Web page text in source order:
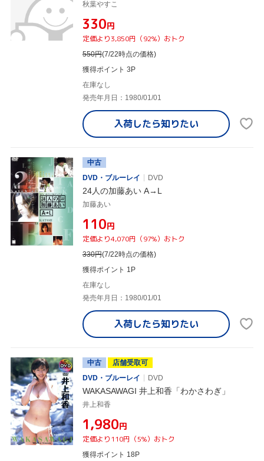
秋葉やすこ
¥330円
定価より3,850円（92%）おトク
550円(7/22時点の価格)
獲得ポイント 3P
在庫なし
発売年月日：1980/01/01
入荷したら知りたい
中古
DVD・ブルーレイ
DVD
24人の加藤あい A→L
加藤あい
¥110円
定価より4,070円（97%）おトク
330円(7/22時点の価格)
獲得ポイント 1P
在庫なし
発売年月日：1980/01/01
入荷したら知りたい
中古
店舗受取可
DVD・ブルーレイ
DVD
WAKASAWAGI 井上和香「わかさわぎ」
井上和香
¥1,980円
定価より110円（5%）おトク
獲得ポイント 18P